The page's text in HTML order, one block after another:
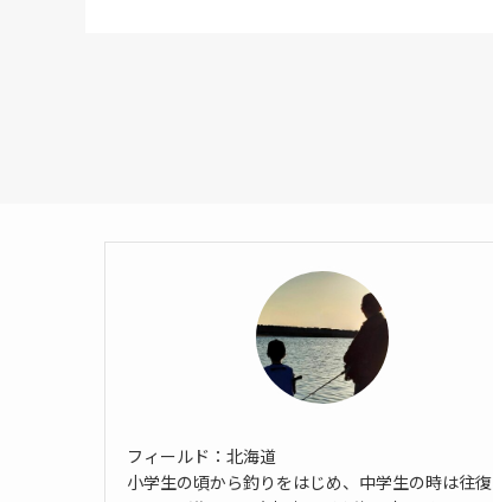
フィールド：北海道
小学生の頃から釣りをはじめ、中学生の時は往復